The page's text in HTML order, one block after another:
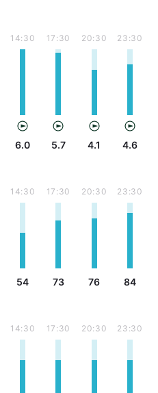
14:30
6.0
17:30
5.7
20:30
4.1
23:30
4.6
14:30
54
17:30
73
20:30
76
23:30
84
14:30 17:30 20:30 23:30